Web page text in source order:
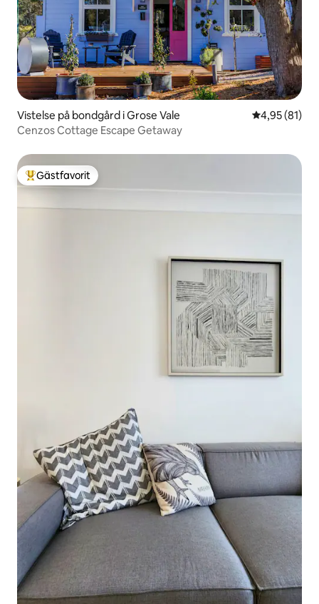
Vistelse på bondgård i Grose Vale 4,95 av 5 i
4,95 (81)
Cenzos Cottage Escape Getaway
Populär gästfavorit
Gästfavorit